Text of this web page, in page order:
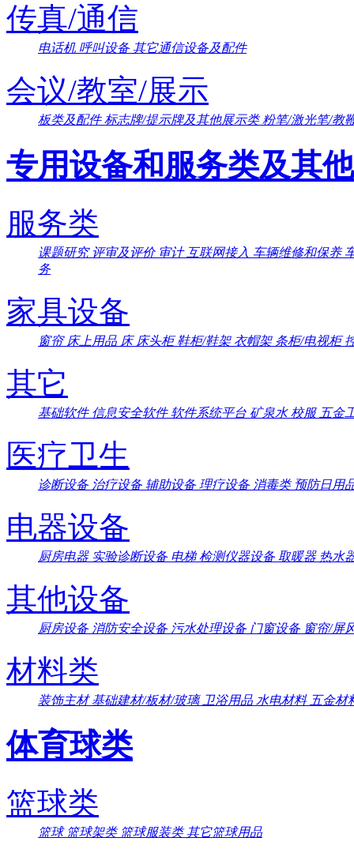
传真/通信
电话机 呼叫设备 其它通信设备及配件
会议/教室/展示
板类及配件标志牌/提示牌及其他展示类粉笔/激光笔/教
专用设备和服务类及其他
服务类
课题研究 评审及评价 审计 互联网接入 车辆维修和保养
务
家具设备
窗帘 床上用品 床 床头柜鞋柜/鞋架 衣帽架 条柜/电视柜
其它
基础软件 信息安全软件 软件系统平台 矿泉水校服 五金
医疗卫生
诊断设备 治疗设备辅助设备理疗设备 消毒类 预防日用
电器设备
厨房电器 实验诊断设备 电梯检测仪器设备取暖器 热水
其他设备
厨房设备 消防安全设备 污水处理设备 门窗设备 窗帘/屏
材料类
装饰主材基础建材/板材/玻璃 卫浴用品 水电材料 五金材
体育球类
篮球类
篮球 篮球架类 篮球服装类其它篮球用品